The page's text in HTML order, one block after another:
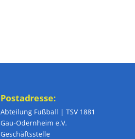
Postadresse:
Abteilung Fußball | TSV 1881
Gau-Odernheim e.V.
Geschäftsstelle